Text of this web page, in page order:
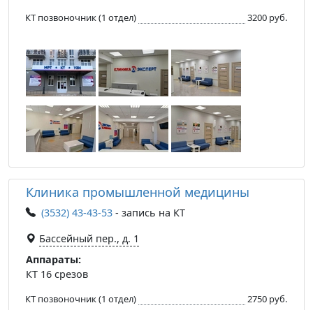
КТ позвоночник (1 отдел) 3200 руб.
Клиника промышленной медицины
(3532) 43-43-53 - запись на КТ
Бассейный пер., д. 1
Аппараты:
КТ 16 срезов
КТ позвоночник (1 отдел) 2750 руб.